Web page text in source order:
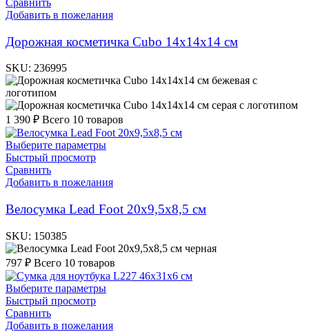
Сравнить
Добавить в пожелания
Дорожная косметичка Cubo 14x14x14 см
SKU: 236995
бежевая с
логотипом
серая с логотипом
1 390 ₽ Всего 10 товаров
Выберите параметры
Быстрый просмотр
Сравнить
Добавить в пожелания
Велосумка Lead Foot 20х9,5х8,5 см
SKU: 150385
черная
797 ₽ Всего 10 товаров
Выберите параметры
Быстрый просмотр
Сравнить
Добавить в пожелания